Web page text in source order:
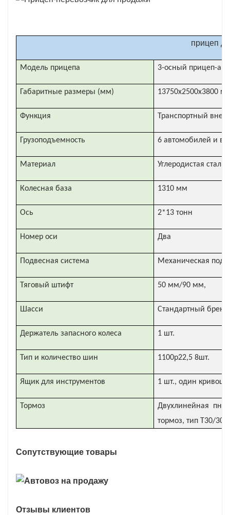
прицеп
Модель прицепа 3-осный прицеп-
Габаритные размеры (мм) 13750x2500x3800
Функция Транспортный
Грузоподъемность 6 автомобилей и
Материал Углеродистая сталь
Колесная база 1310 мм
Ось 2*13 тонн
Номер оси Два
Подвесная система Механическая
Тяговый штифт 50 мм/90 мм,
Шасси Стандартный
Держатель запасного колеса 1 шт.
Тип и количество шин 1100р22,5 8шт.
Ящик для инструментов 1 шт., один
Тормоз
Двухлинейная
тормоз, тип T30/30
Сопутствующие товары
Отзывы клиентов